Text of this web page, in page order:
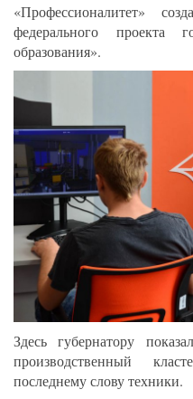
«Профессионалитет»
федерального проекта
образования».
Здесь губернатору
производственный
последнему слову техники.